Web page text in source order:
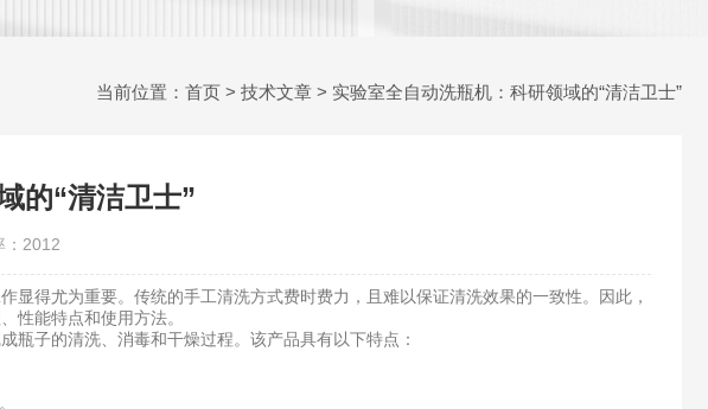
当前位置： 首页 > 技术文章 > 实验室全自动洗瓶机：科研领域的“清洁卫士”
的“清洁卫士”
2012
尤为重要。传统的手工清洗方式费时费力，且难以保证清洗效果的一致性。因此，
性能特点和使用方法。
瓶子的清洗、消毒和干燥过程。该产品具有以下特点：